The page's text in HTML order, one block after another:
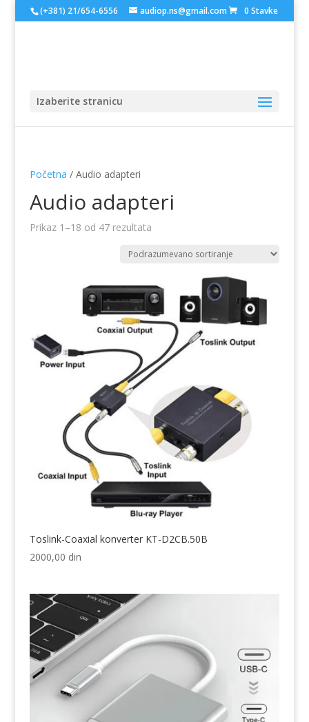
(+381) 21/654-6556 audiop.ns@gmail.com 0 Stavke
Izaberite stranicu
Početna / Audio adapteri
Audio adapteri
Prikaz 1–18 od 47 rezultata
Toslink-Coaxial konverter KT-D2CB.50B
2000,00 din